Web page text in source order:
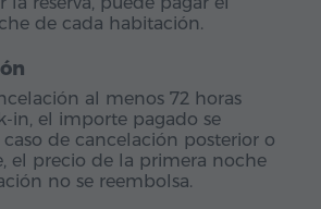
de cada habitación.
al menos 72 horas
in, el importe pagado se
caso de cancelación posterior o
el precio de la primera noche
no se reembolsa.